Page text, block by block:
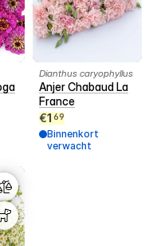
Dianthus caryophyllus
Anjer Chabaud La
France
€1 69
Binnenkort
verwacht